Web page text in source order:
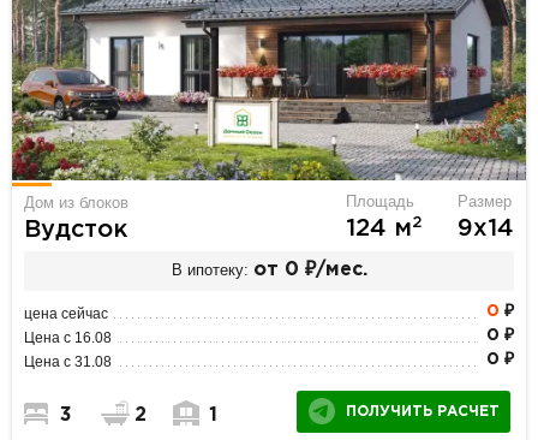
Дом из блоков
Вудсток
Площадь
124 м2
Размер
9х14
В ипотеку: от 0 ₽/мес.
цена сейчас 0 ₽
Цена с 16.08 0 ₽
Цена с 31.08 0 ₽
3 2 1 ПОЛУЧИТЬ РАСЧЕТ